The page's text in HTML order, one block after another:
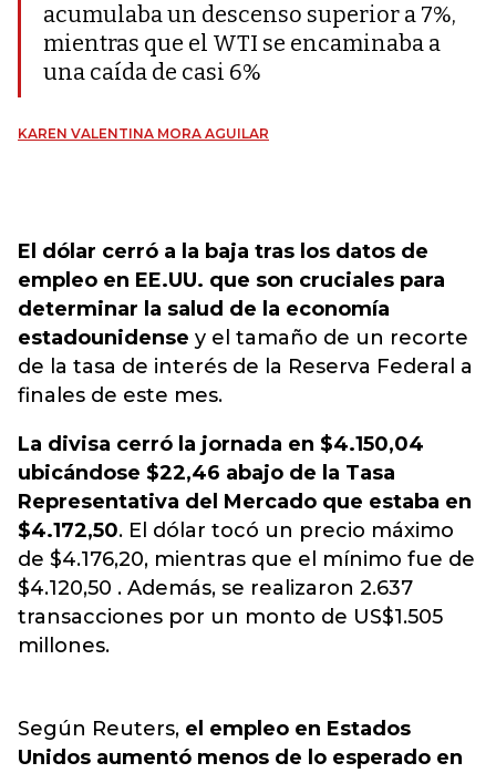
acumulaba un descenso superior a 7%,
mientras que el WTI se encaminaba a
una caída de casi 6%
KAREN VALENTINA MORA AGUILAR
El dólar cerró a la baja tras los datos de
empleo en EE.UU. que son cruciales para
determinar la salud de la economía
estadounidense y el tamaño de un recorte
de la tasa de interés de la Reserva Federal a
finales de este mes.
La divisa cerró la jornada en $4.150,04
ubicándose $22,46 abajo de la Tasa
Representativa del Mercado que estaba en
$4.172,50. El dólar tocó un precio máximo
de $4.176,20, mientras que el mínimo fue de
$4.120,50 . Además, se realizaron 2.637
transacciones por un monto de US$1.505
millones.
Según Reuters, el empleo en Estados
Unidos aumentó menos de lo esperado en